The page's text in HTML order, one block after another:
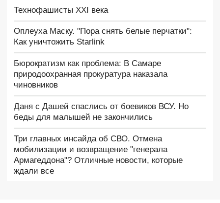
Технофашисты XXI века
Оплеуха Маску. "Пора снять белые перчатки":
Как уничтожить Starlink
Бюрократизм как проблема: В Самаре
природоохранная прокуратура наказала
чиновников
Даня с Дашей спаслись от боевиков ВСУ. Но
беды для малышей не закончились
Три главных инсайда об СВО. Отмена
мобилизации и возвращение "генерала
Армагеддона"? Отличные новости, которые
ждали все